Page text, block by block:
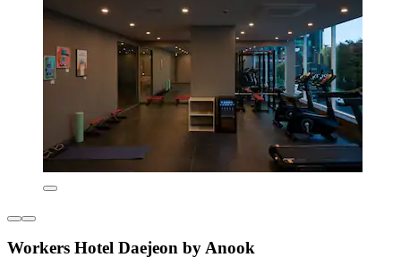
Workers Hotel Daejeon by Anook